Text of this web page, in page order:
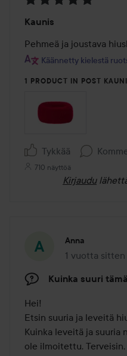
5
/
5
Kaunis
Pehmeä ja joustava
Käännetty kielestä
1 PRODUCT IN POST
Tykkää
710 näyttöä
Kirjaudu
Anna
1 vuotta sitten
Viesti luotiin 1
Kuinka suuri
Hei!
Etsin suuria ja leveitä
Kuinka leveitä ja suuria
ole ilmoitettu. Terveisin,